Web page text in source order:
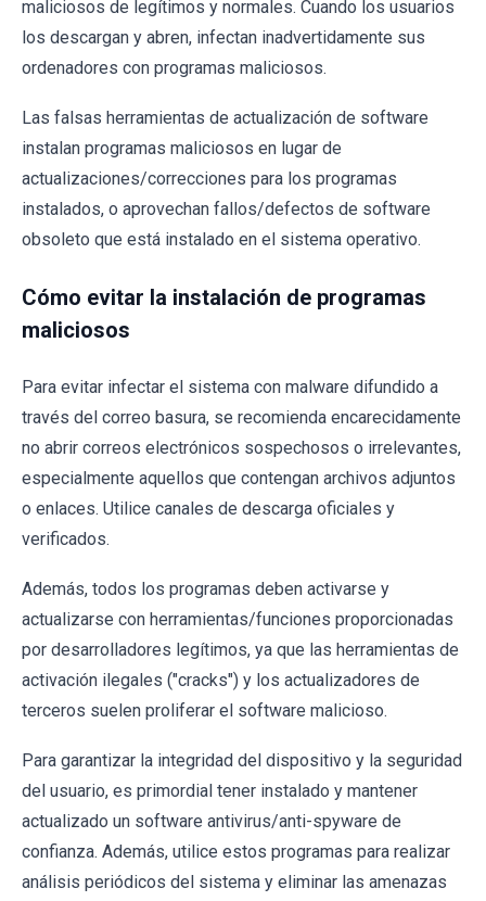
maliciosos de legítimos y normales. Cuando los usuarios
los descargan y abren, infectan inadvertidamente sus
ordenadores con programas maliciosos.
Las falsas herramientas de actualización de software
instalan programas maliciosos en lugar de
actualizaciones/correcciones para los programas
instalados, o aprovechan fallos/defectos de software
obsoleto que está instalado en el sistema operativo.
Cómo evitar la instalación de programas
maliciosos
Para evitar infectar el sistema con malware difundido a
través del correo basura, se recomienda encarecidamente
no abrir correos electrónicos sospechosos o irrelevantes,
especialmente aquellos que contengan archivos adjuntos
o enlaces. Utilice canales de descarga oficiales y
verificados.
Además, todos los programas deben activarse y
actualizarse con herramientas/funciones proporcionadas
por desarrolladores legítimos, ya que las herramientas de
activación ilegales ("cracks") y los actualizadores de
terceros suelen proliferar el software malicioso.
Para garantizar la integridad del dispositivo y la seguridad
del usuario, es primordial tener instalado y mantener
actualizado un software antivirus/anti-spyware de
confianza. Además, utilice estos programas para realizar
análisis periódicos del sistema y eliminar las amenazas